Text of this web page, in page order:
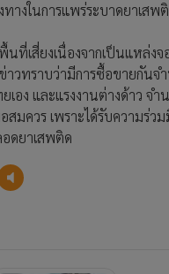
ทางในการแพร่ระบาดยาเสพ
ที่เสี่ยงเนื่องจากเป็นแหล่ง
าวทราบว่ามีการซื้อขายกันจ
เอง และแรงงานต่างด้าว
สมควร เพราะได้รับความร่
ดยาเสพติด